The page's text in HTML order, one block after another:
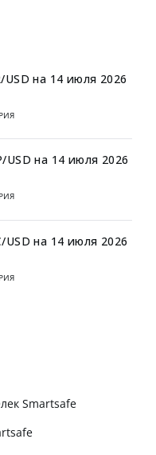
USD на 14 июля 2026
USD на 14 июля 2026
USD на 14 июля 2026
Smartsafe